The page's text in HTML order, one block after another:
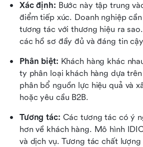
Xác định: Bước này tập trung
điểm tiếp xúc. Doanh nghiệp
tương tác với thương hiệu ra
các hồ sơ đầy đủ và đáng tin
Phân biệt: Khách hàng khác
ty phân loại khách hàng dựa
phân bổ nguồn lực hiệu quả và
hoặc yêu cầu B2B.
Tương tác: Các tương tác có ý
hơn về khách hàng. Mô hình
và dịch vụ. Tương tác chất